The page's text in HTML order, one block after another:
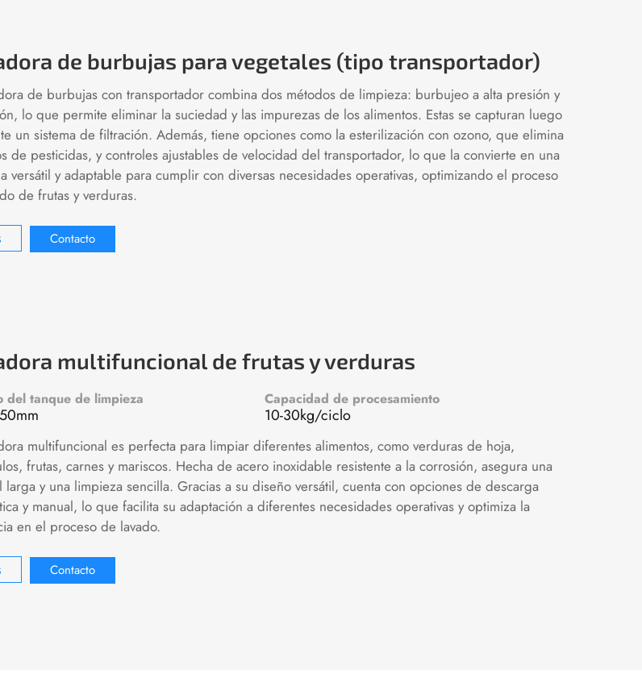
de burbujas para vegetales (tipo transportador)
de burbujas con transportador combina dos métodos de limpieza: burbujeo a alta presión y
lo que permite eliminar la suciedad y las impurezas de los alimentos. Estas se capturan luego
un sistema de filtración. Además, tiene opciones como la esterilización con ozono, que elimina
de pesticidas, y controles ajustables de velocidad del transportador, lo que la convierte en una
versátil y adaptable para cumplir con diversas necesidades operativas, optimizando el proceso
de frutas y verduras.
Contacto
multifuncional de frutas y verduras
del tanque de limpieza Capacidad de procesamiento
10-30kg/ciclo
multifuncional es perfecta para limpiar diferentes alimentos, como verduras de hoja,
frutas, carnes y mariscos. Hecha de acero inoxidable resistente a la corrosión, asegura una
larga y una limpieza sencilla. Gracias a su diseño versátil, cuenta con opciones de descarga
y manual, lo que facilita su adaptación a diferentes necesidades operativas y optimiza la
en el proceso de lavado.
Contacto